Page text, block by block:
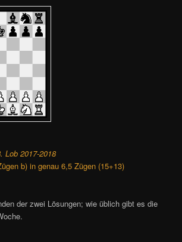
Lob 2017-2018
b) in genau 6,5 Zügen (15+13)
der zwei Lösungen; wie üblich gibt es die